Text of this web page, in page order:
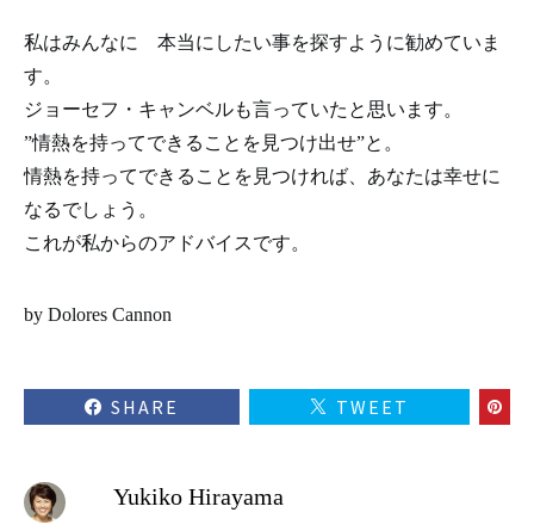
私はみんなに 本当にしたい事を探すように勧めていま
す。
ジョーセフ・キャンベルも言っていたと思います。
”情熱を持ってできることを見つけ出せ”と。
情熱を持ってできることを見つければ、あなたは幸せに
なるでしょう。
これが私からのアドバイスです。
by Dolores Cannon
SHARE TWEET
Yukiko Hirayama